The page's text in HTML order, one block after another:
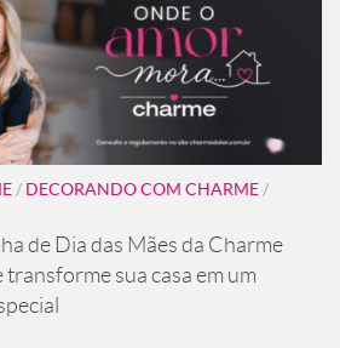
/ DECORANDO COM CHARME /
de Dia das Mães da Charme
sua casa em um